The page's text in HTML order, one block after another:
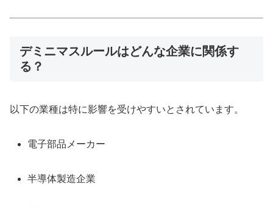
デミニマスルールはどんな企業に関係す
る？
以下の業種は特に影響を受けやすいとされています。
電子部品メーカー
半導体製造企業